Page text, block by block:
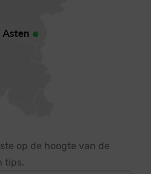
op de hoogte van de
tips.